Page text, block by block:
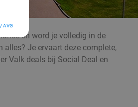
AVG
en word je volledig in de
Je ervaart deze complete,
Valk deals bij Social Deal en